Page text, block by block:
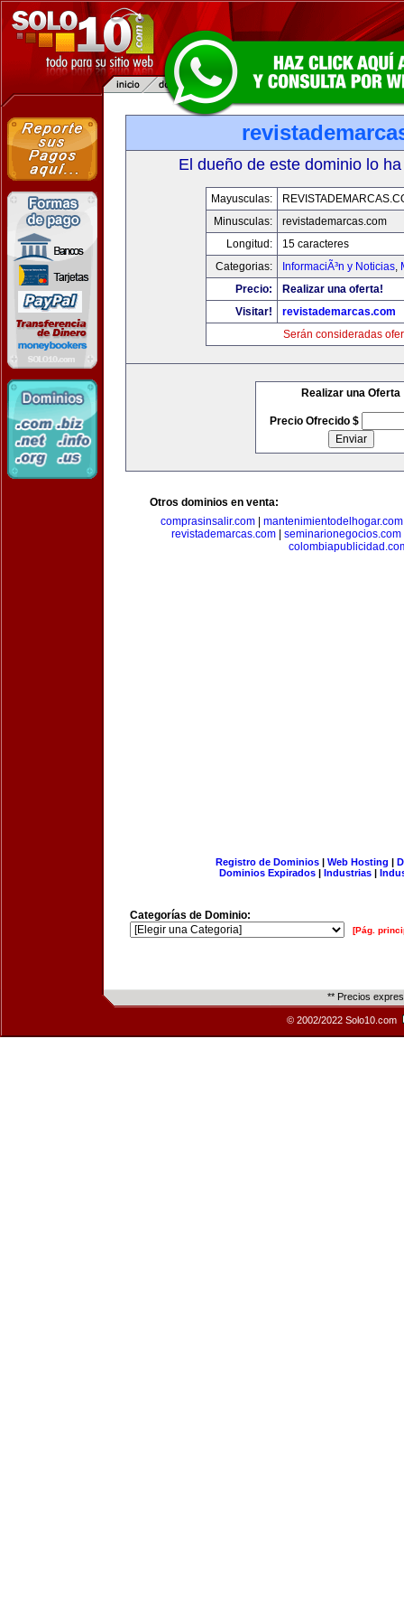
El dueño de este dominio lo
Mayusculas:
Minusculas:
revistademarcas.com
Longitud:
15 caracteres
Categorias:
InformaciÃ³n y Noticias,
Precio:
Realizar una oferta!
Visitar!
revistademarcas.com
Serán consideradas
Realizar una Oferta
Precio Ofrecido $
Otros dominios en venta:
comprasinsalir.com
mantenimientodelhogar.com
revistademarcas.com
seminarionegocios.com
Registro de Dominios| Web Hosting |
Dominios Expirados | Industrias |
Categorías de Dominio:
[Pág.
** Precios
© 2002/2022 Solo10.com